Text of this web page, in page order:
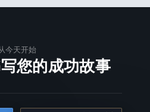
今天开始
您的成功故事